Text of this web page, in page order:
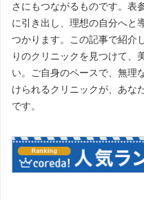
さにもつながるものです。表
に引き出し、理想の自分へと
つかります。この記事で紹介
りのクリニックを見つけて、
い。ご自身のペースで、無理
けられるクリニックが、あな
です。